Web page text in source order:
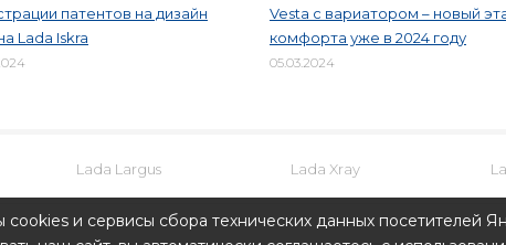
патентов на дизайн
Lada Iskra
Vesta с вариатором – новый
комфорта уже в 2024 году
05.03.2024
Lada Largus Lada Xray
cookies и сервисы сбора технических данных посетителей